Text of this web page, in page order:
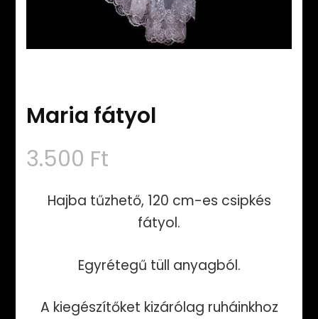
Maria fátyol
3.500 Ft
Hajba tűzhető, 120 cm-es csipkés
fátyol.
Egyrétegű tüll anyagból.
A kiegészítőket kizárólag ruháinkhoz